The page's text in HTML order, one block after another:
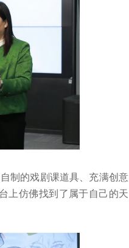
制的戏剧课道具、充满创意
上仿佛找到了属于自己的天